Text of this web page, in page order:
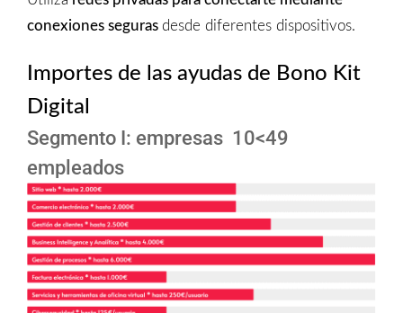
conexiones seguras desde diferentes dispositivos.
Importes de las ayudas de Bono Kit
Digital
Segmento I: empresas 10<49
empleados